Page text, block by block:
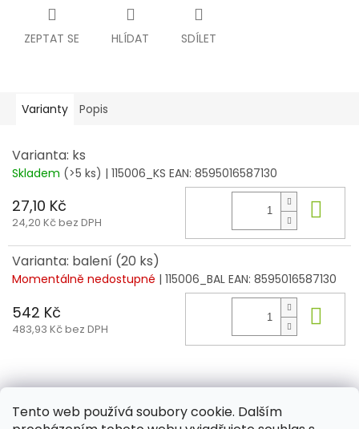
Tento web používá soubory cookie. Dalším
ZEPTAT SE HLÍDAT SDÍLET
Varianty Popis
Varianta: ks
Skladem (>5 ks) | 115006_KS EAN: 8595016587130
27,10 Kč
24,20 Kč bez DPH
Varianta: balení (20 ks)
Momentálně nedostupné | 115006_BAL EAN: 8595016587130
542 Kč
483,93 Kč bez DPH
Z
Aktuality Kamenné prodejny Kosmetika Provita